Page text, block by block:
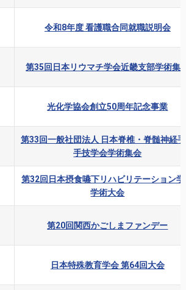
令和8年度 看護職合同就職説明会
第35回日本リウマチ学会近畿支部学術集
光化学協会創立50周年記念事業
第33回一般社団法人 日本脊椎・脊髄神経
手技学会学術集会
第32回日本摂食嚥下リハビリテーション
学術大会
第20回関西かごしまファンデー
日本特殊教育学会 第64回大会